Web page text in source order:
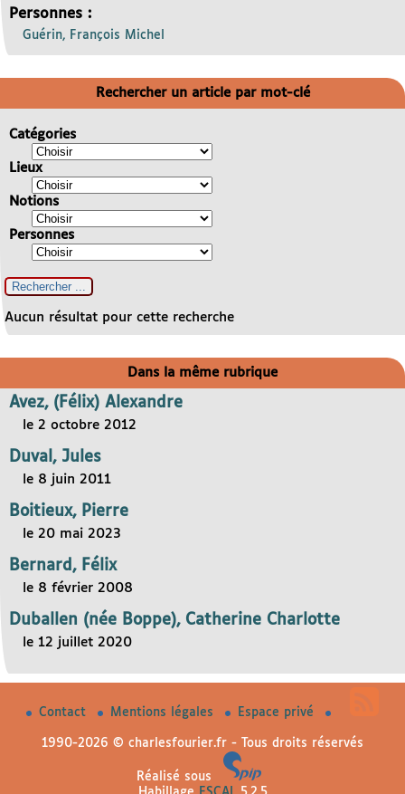
Personnes :
Guérin, François Michel
Rechercher un article par mot-clé
Catégories
Lieux
Notions
Personnes
Aucun résultat pour cette recherche
Dans la même rubrique
Avez, (Félix) Alexandre
le 2 octobre 2012
Duval, Jules
le 8 juin 2011
Boitieux, Pierre
le 20 mai 2023
Bernard, Félix
le 8 février 2008
Duballen (née Boppe), Catherine Charlotte
le 12 juillet 2020
Contact Mentions légales Espace privé
1990-2026 © charlesfourier.fr - Tous droits réservés
Réalisé sous